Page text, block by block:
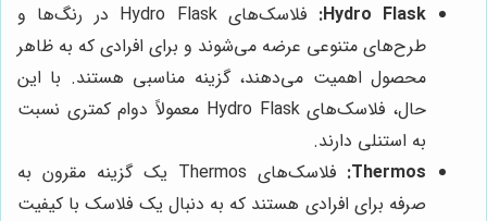
Hydro Flask:
فلاسک‌های Hydro Flask در رنگ‌ها و
طرح‌های متنوعی عرضه می‌شوند و برای افرادی که به ظاهر
محصول اهمیت می‌دهند، گزینه مناسبی هستند. با این
حال، فلاسک‌های Hydro Flask معمولاً دوام کمتری نسبت
به استنلی دارند.
Thermos:
فلاسک‌های Thermos یک گزینه مقرون به
صرفه برای افرادی هستند که به دنبال یک فلاسک با کیفیت